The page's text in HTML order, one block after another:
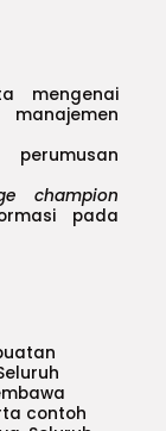
mengenai
champion
pada
contoh